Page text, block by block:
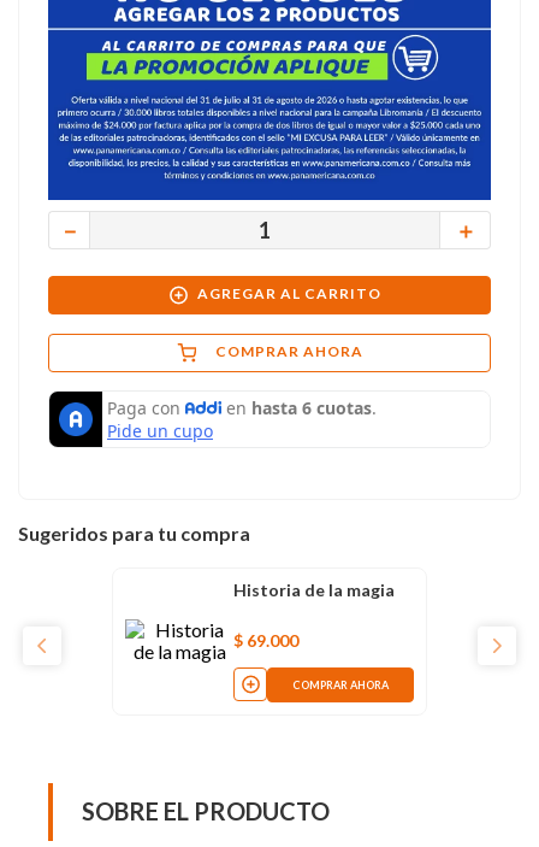
＋
－
AGREGAR AL CARRITO
COMPRAR AHORA
Sugeridos para tu compra
Historia de la magia
$ 69.000
COMPRAR AHORA
SOBRE EL PRODUCTO